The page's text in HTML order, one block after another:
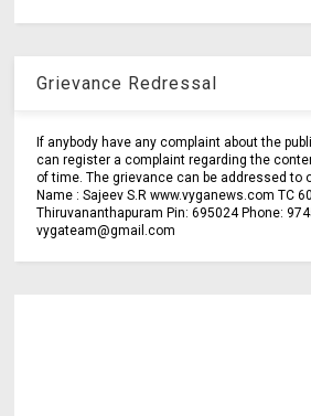
Grievance Redressal
If anybody have any complaint about the
can register a complaint regarding the
of time. The grievance can be addressed to
Name : Sajeev S.R www.vyganews.com TC
Thiruvananthapuram Pin: 695024 Phone:
vygateam@gmail.com